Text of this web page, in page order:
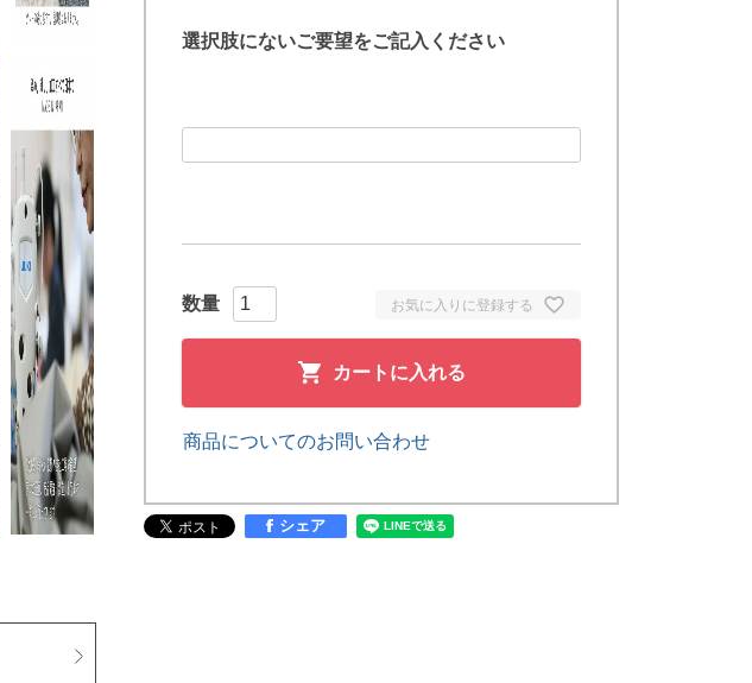
お気に入りに登録する
カートに入れる
選択肢にないご要望をご記入ください
商品についてのお問い合わせ
シェア